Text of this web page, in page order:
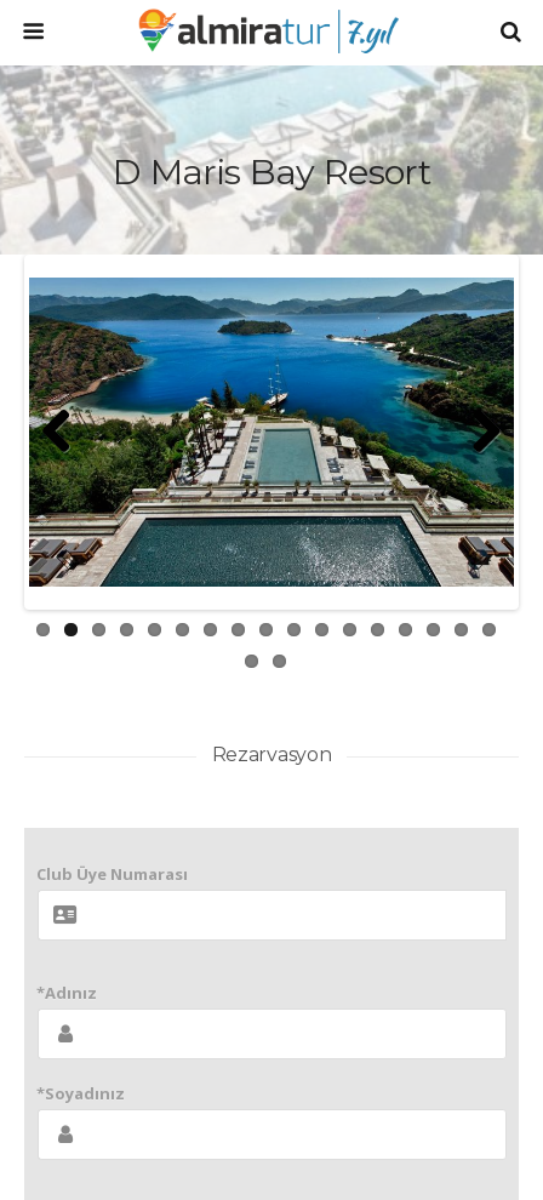
D Maris Bay Resort
Prev
ious
Next
Rezarvasyon
Club Üye Numarası
*Adınız
*Soyadınız